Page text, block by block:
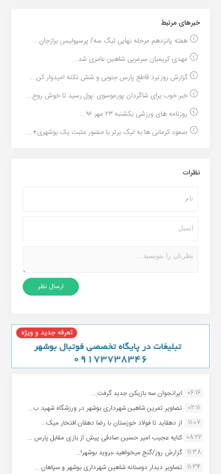
خبر‌های مرتبط
هفته پانزدهم مرحله نهایی لیگ سه/ پرسپولیس برازجان ...
مهدی کریمیان سرمربی شاهین عامری شد...
گزارش روز:برد قاطع پارس جنوبی و شش نکته امیدوار کن...
خبر خوب برای شاگردان پورموسوی :پول رسید تا خوش روح...
روزنامه های ورزشی یکشنبه ۲۳ مهر ۹۶...
صعود کرمانی ها به لیگ برتر با حضور مثبت یک بوشهری+...
نظرات
06:16 ایرانجوان سه بازیکن جدید گرفت...
02:11
تصاویر تمرین شاهین شهردارى بوشهر در ورزشگاه شهید ب...
11:07
از دهقاید تا فولاد خوزستان با رضا دهقان:افتخار میک...
08:22 کنایه عجیب امیر حسین صادقی پیش از بازی مقابل پارس ...
11:38 گزارش روز/گنج میخواهید ،بروید بوشهر!...
11:34 تصاویر دیدار دوستانه شاهین شهردارى بوشهر و سپاهان ...